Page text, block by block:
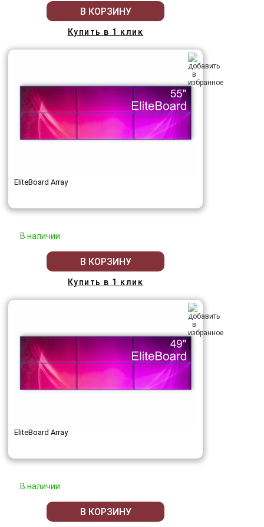
В КОРЗИНУ
Купить в 1 клик
EliteBoard Array
В наличии
В КОРЗИНУ
Купить в 1 клик
EliteBoard Array
В наличии
В КОРЗИНУ